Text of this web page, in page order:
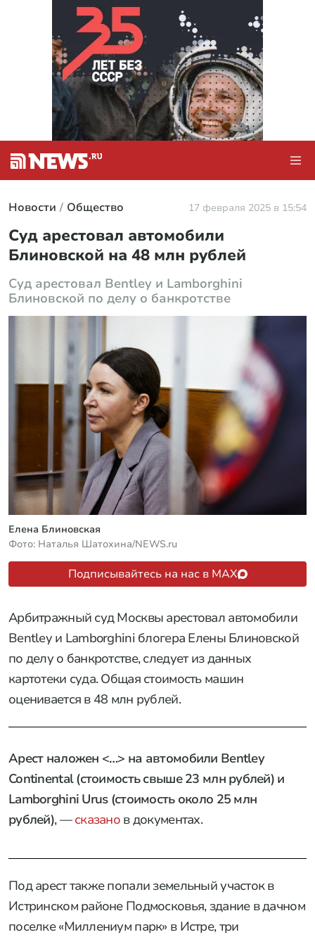
Новости Общество 17 февраля 2025 в 15:54
Суд арестовал автомобили
Блиновской на 48 млн рублей
Суд арестовал Bentley и Lamborghini
Блиновской по делу о банкротстве
Елена Блиновская
Фото: Наталья Шатохина/NEWS.ru
Подписывайтесь на нас в MAX
Арбитражный суд Москвы арестовал автомобили
Bentley и Lamborghini блогера Елены Блиновской
по делу о банкротстве, следует из данных
картотеки суда. Общая стоимость машин
оценивается в 48 млн рублей.
Арест наложен <…> на автомобили Bentley
Continental (стоимость свыше 23 млн рублей) и
Lamborghini Urus (стоимость около 25 млн
рублей), —сказано в документах.
Под арест также попали земельный участок в
Истринском районе Подмосковья, здание в дачном
поселке «Миллениум парк» в Истре, три